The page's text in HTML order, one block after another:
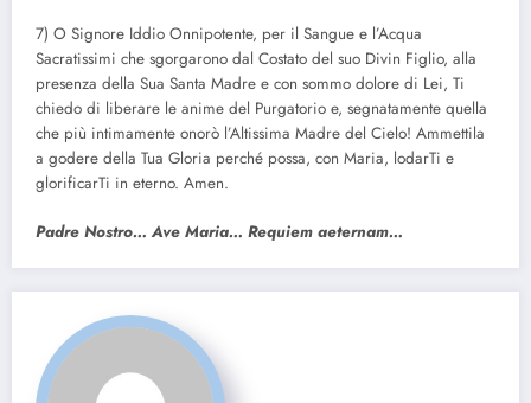
7) O Signore Iddio Onnipotente, per il Sangue e l’Acqua
Sacratissimi che sgorgarono dal Costato del suo Divin Figlio, alla
presenza della Sua Santa Madre e con sommo dolore di Lei, Ti
chiedo di liberare le anime del Purgatorio e, segnatamente quella
che più intimamente onorò l’Altissima Madre del Cielo! Ammettila
a godere della Tua Gloria perché possa, con Maria, lodarTi e
glorificarTi in eterno. Amen.
Padre Nostro… Ave Maria… Requiem aeternam…